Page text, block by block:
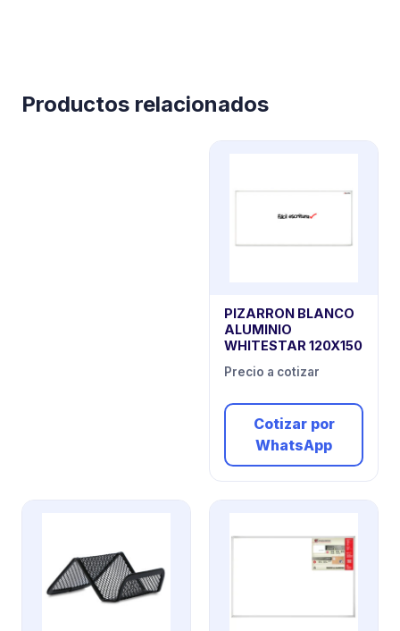
Productos relacionados
PIZARRON BLANCO
ALUMINIO
WHITESTAR 120X150
Precio a cotizar
Cotizar por
WhatsApp